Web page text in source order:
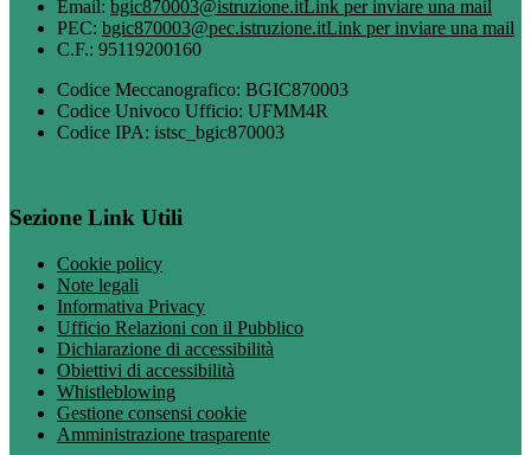
Email: bgic870003@istruzione.itLink per inviare una mail
PEC: bgic870003@pec.istruzione.itLink per inviare una mail
C.F.: 95119200160
Codice Meccanografico: BGIC870003
Codice Univoco Ufficio: UFMM4R
Codice IPA: istsc_bgic870003
Sezione Link Utili
Cookie policy
Note legali
Informativa Privacy
Ufficio Relazioni con il Pubblico
Dichiarazione di accessibilità
Obiettivi di accessibilità
Whistleblowing
Gestione consensi cookie
Amministrazione trasparente